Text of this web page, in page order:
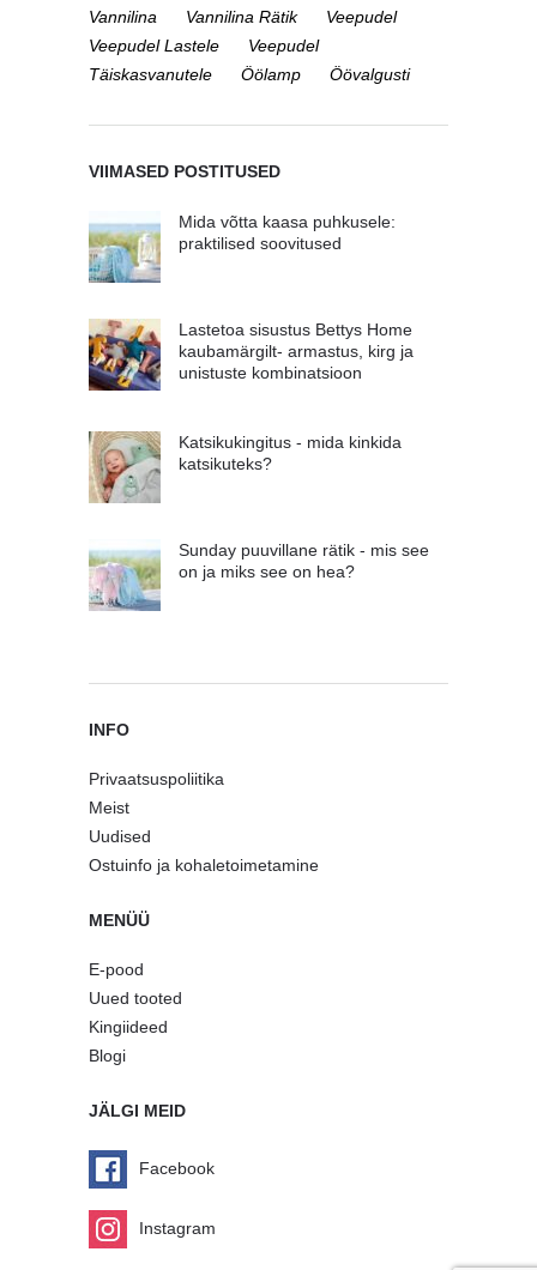
Vannilina
Vannilina Rätik
Veepudel
Veepudel Lastele
Veepudel
Täiskasvanutele
Öölamp Öövalgusti
VIIMASED POSTITUSED
Mida võtta kaasa puhkusele:
praktilised soovitused
Lastetoa sisustus Bettys Home
kaubamärgilt- armastus, kirg ja
unistuste kombinatsioon
Katsikukingitus - mida kinkida
katsikuteks?
Sunday puuvillane rätik - mis see
on ja miks see on hea?
INFO
Privaatsuspoliitika
Meist
Uudised
Ostuinfo ja kohaletoimetamine
MENÜÜ
E-pood
Uued tooted
Kingiideed
Blogi
JÄLGI MEID
Facebook
Instagram